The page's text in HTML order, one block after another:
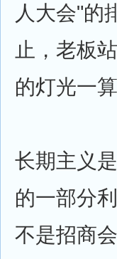
人大会"的
止，老板
的灯光一
长期主义
的一部分
不是招商